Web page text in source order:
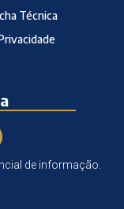
Técnica
de informação.